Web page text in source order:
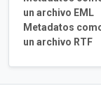
un archivo EML
Metadatos
un archivo RTF